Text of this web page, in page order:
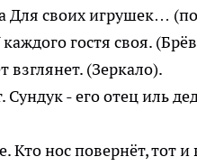
Для своих игрушек…
каждого гостя своя.
взглянет. (Зеркало).
- его отец иль
Кто нос повернёт, тот